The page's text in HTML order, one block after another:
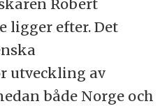
Robert
ligger efter. Det
utveckling av
både Norge och